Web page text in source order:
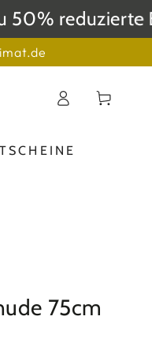
reduzierte
EinloggenWarenkorb
75cm